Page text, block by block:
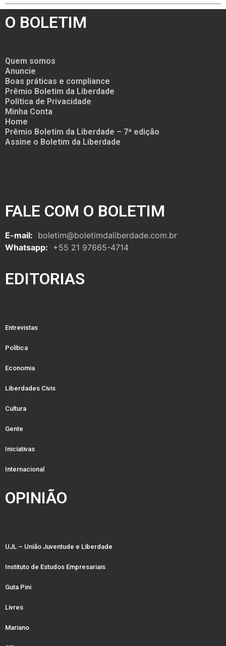
O BOLETIM
Quem somos
Anuncie
Boas práticas e compliance
Prêmio Boletim da Liberdade
Política de Privacidade
Minha Conta
Home
Prêmio Boletim da Liberdade – 7ª edição
Assine o Boletim da Liberdade
FALE COM O BOLETIM
E-mail: boletim@boletimdaliberdade.com.br
Whatsapp: +55 21 97665-4714
EDITORIAS
Entrevistas
Política
Economia
Liberdades Civis
Cultura
Gente
Iniciativas
Internacional
OPINIÃO
UJL – União Juventude e Liberdade
Instituto de Estudos Empresariais
Guta Pini
Livres
Mariano